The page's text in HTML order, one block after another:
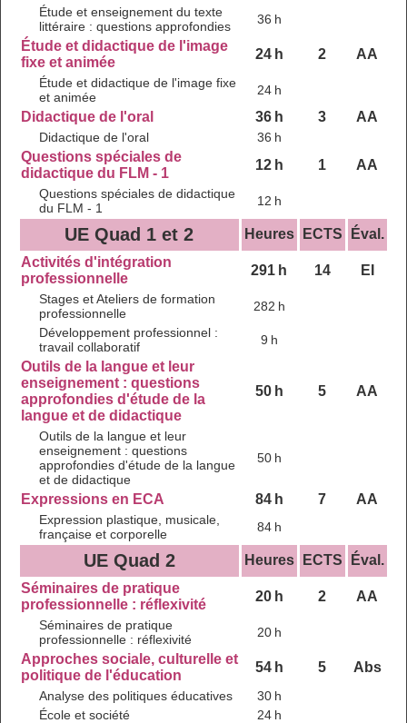
Étude et enseignement du texte
littéraire : questions approfondies
36 h
Étude et didactique de l'image
fixe et animée
24 h 2 AA
Étude et didactique de l'image fixe
et animée
24 h
Didactique de l'oral 36 h 3 AA
Didactique de l'oral 36 h
Questions spéciales de
didactique du FLM - 1
12 h 1 AA
Questions spéciales de didactique
du FLM - 1
12 h
UE Quad 1 et 2 Heures ECTS
Éval.
Activités d'intégration
professionnelle
291 h 14 EI
Stages et Ateliers de formation
professionnelle
282 h
Développement professionnel :
travail collaboratif
9 h
Outils de la langue et leur
enseignement : questions
approfondies d'étude de la
langue et de didactique
50 h 5 AA
Outils de la langue et leur
enseignement : questions
approfondies d'étude de la langue
et de didactique
50 h
Expressions en ECA 84 h 7 AA
Expression plastique, musicale,
française et corporelle
84 h
UE Quad 2 Heures ECTS
Éval.
Séminaires de pratique
professionnelle : réflexivité
20 h 2 AA
Séminaires de pratique
professionnelle : réflexivité
20 h
Approches sociale, culturelle et
politique de l'éducation
54 h 5 Abs
Analyse des politiques éducatives
30 h
École et société
24 h